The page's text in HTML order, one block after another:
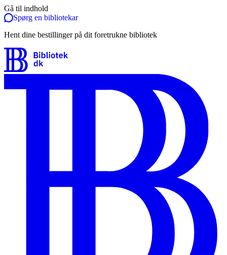
Gå til indhold
Spørg en bibliotekar
Hent dine bestillinger på dit foretrukne bibliotek